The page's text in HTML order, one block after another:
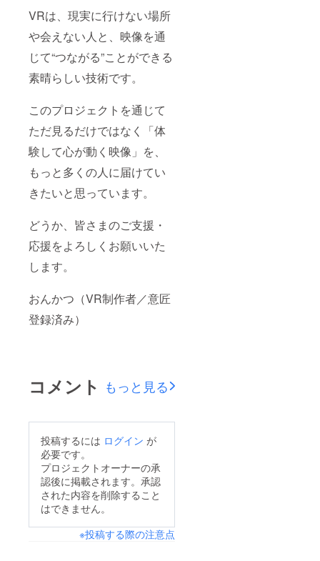
VRは、現実に行けない場所
や会えない人と、映像を通
じて“つながる”ことができる
素晴らしい技術です。
このプロジェクトを通じて
ただ見るだけではなく「体
験して心が動く映像」を、
もっと多くの人に届けてい
きたいと思っています。
どうか、皆さまのご支援・
応援をよろしくお願いいた
します。
おんかつ（VR制作者／意匠
登録済み）
コメント もっと見る
投稿するには ログイン が
必要です。
プロジェクトオーナーの承
認後に掲載されます。承認
された内容を削除すること
はできません。
※投稿する際の注意点